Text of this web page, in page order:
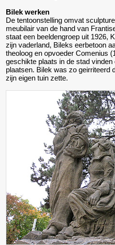
Bilek werken
De tentoonstelling omvat
meubilair van de hand van
staat een beeldengroep uit 1926,
zijn vaderland, Bileks eerbetoon
theoloog en opvoeder Comenius
geschikte plaats in de stad
plaatsen. Bilek was zo geirriteerd
zijn eigen tuin zette.